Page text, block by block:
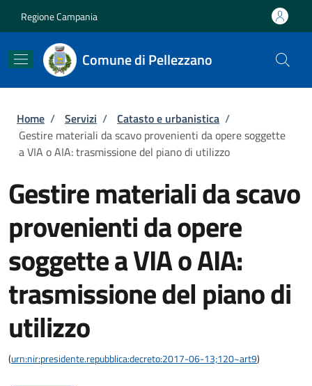
Regione Campania
Comune di Pellezzano
Briciole di pane
Home / Servizi / Catasto e urbanistica /
Gestire materiali da scavo provenienti da opere soggette
a VIA o AIA: trasmissione del piano di utilizzo
Gestire materiali da scavo
provenienti da opere
soggette a VIA o AIA:
trasmissione del piano di
utilizzo
(urn:nir:presidente.repubblica:decreto:2017-06-13;120~art9)